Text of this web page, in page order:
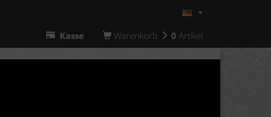
Kasse Warenkorb 0 Artikel